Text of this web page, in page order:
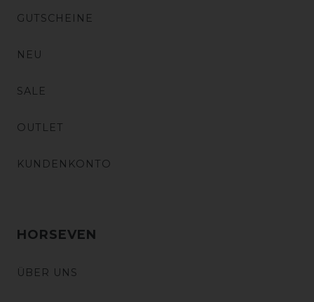
GUTSCHEINE
NEU
SALE
OUTLET
KUNDENKONTO
HORSEVEN
ÜBER UNS